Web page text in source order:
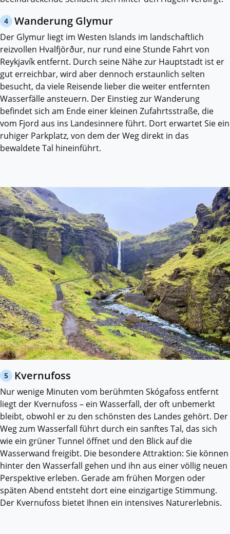
4 Wanderung Glymur
Der Glymur liegt im Westen Islands im landschaftlich
reizvollen Hvalfjörður, nur rund eine Stunde Fahrt von
Reykjavík entfernt. Durch seine Nähe zur Hauptstadt ist er
gut erreichbar, wird aber dennoch erstaunlich selten
besucht, da viele Reisende lieber die weiter entfernten
Wasserfälle ansteuern. Der Einstieg zur Wanderung
befindet sich am Ende einer kleinen Zufahrtsstraße, die
vom Fjord aus ins Landesinnere führt. Dort erwartet Sie ein
ruhiger Parkplatz, von dem der Weg direkt in das
bewaldete Tal hineinführt.
5 Kvernufoss
Nur wenige Minuten vom berühmten Skógafoss entfernt
liegt der Kvernufoss – ein Wasserfall, der oft unbemerkt
bleibt, obwohl er zu den schönsten des Landes gehört. Der
Weg zum Wasserfall führt durch ein sanftes Tal, das sich
wie ein grüner Tunnel öffnet und den Blick auf die
Wasserwand freigibt. Die besondere Attraktion: Sie können
hinter den Wasserfall gehen und ihn aus einer völlig neuen
Perspektive erleben. Gerade am frühen Morgen oder
späten Abend entsteht dort eine einzigartige Stimmung.
Der Kvernufoss bietet Ihnen ein intensives Naturerlebnis.